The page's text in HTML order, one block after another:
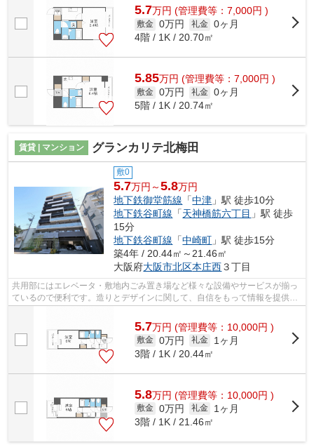
5.7万円 (管理費等：7,000円 )
敷金 0万円 礼金 0ヶ月
4階 / 1K / 20.70㎡
5.85万円 (管理費等：7,000円 )
敷金 0万円 礼金 0ヶ月
5階 / 1K / 20.74㎡
賃貸 | マンション グランカリテ北梅田
敷0
5.7万円～5.8万円
地下鉄御堂筋線 「中津 」駅 徒歩10分
地下鉄谷町線 「天神橋筋六丁目 」駅 徒歩
15分
地下鉄谷町線 「中崎町 」駅 徒歩15分
築4年 / 20.44㎡～21.46㎡
大阪府大阪市北区本庄西３丁目
共用部にはエレベータ・敷地内ごみ置き場など様々な設備やサービスが揃っ
ているので便利です。造りとデザインに関して、自信をもって情報を提供で
5.7万円 (管理費等：10,000円 )
敷金 0万円 礼金
1ヶ月
3階 / 1K / 20.44㎡
5.8万円 (管理費等：10,000円 )
敷金 0万円 礼金
1ヶ月
3階 / 1K / 21.46㎡